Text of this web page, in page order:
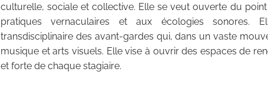
culturelle, sociale et collective. Elle se veut ouverte du
pratiques vernaculaires et aux écologies sonores.
transdisciplinaire des avant-gardes qui, dans un vaste
musique et arts visuels. Elle vise à ouvrir des espaces de
et forte de chaque stagiaire.